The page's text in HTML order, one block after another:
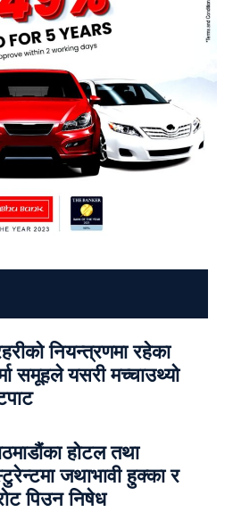
नियन्त्रणमा रहेका
समूहले यसरी मच्चाउथ्यो
होटल तथा
जथाभावी हुक्का र
पिउन निषेध